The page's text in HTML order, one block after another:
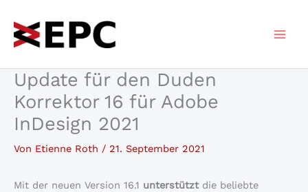
Inhalt
springen
Update für den Duden
Korrektor 16 für Adobe
InDesign 2021
Von Etienne Roth / 21. September 2021
Mit der neuen Version 16.1 unterstützt die beliebte